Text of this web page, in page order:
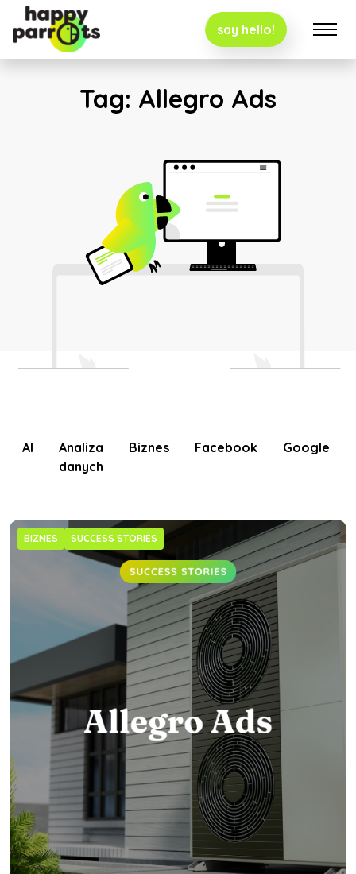
say hello!
Tag: Allegro Ads
AI
Analiza
danych
Biznes Facebook Google
BIZNES SUCCESS STORIES